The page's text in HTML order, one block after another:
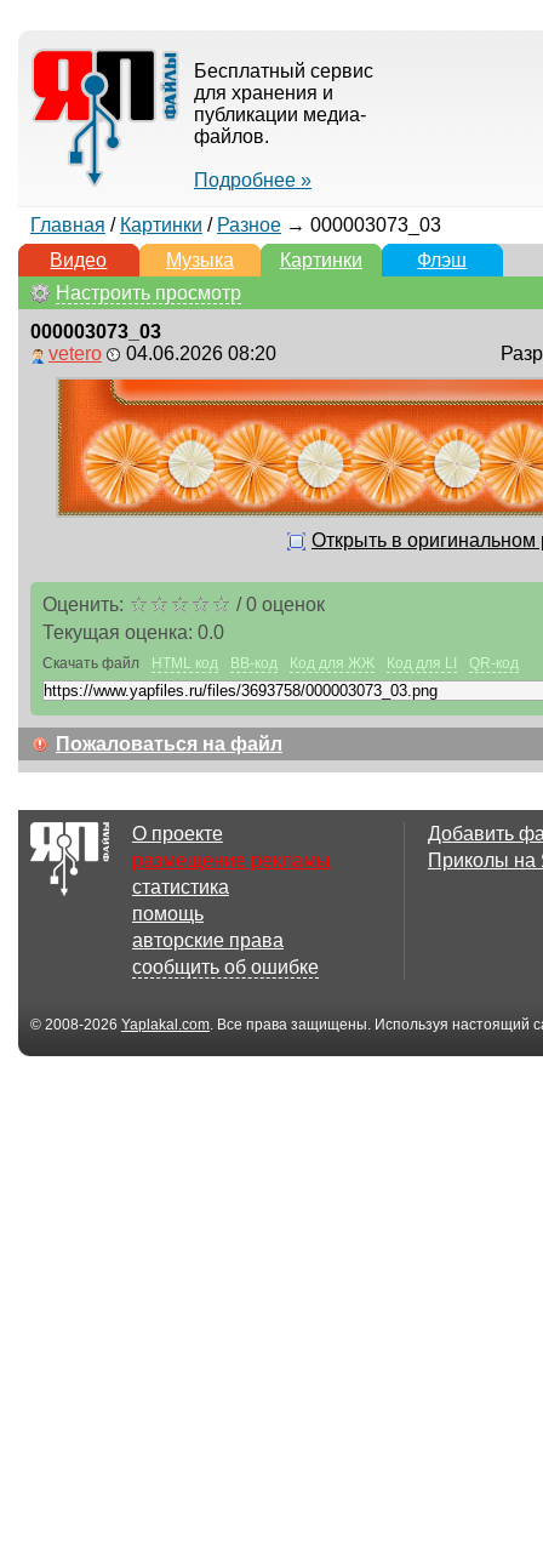
Бесплатный сервис
для хранения и
публикации медиа-
файлов.
Подробнее »
Главная / Картинки / Разное→ 000003073_03
Видео
Музыка Картинки
Флэш
Настроить просмотр
000003073_03
vetero
04.06.2026 08:20
Открыть в оригинальном
Оценить: /0оценок
Текущая оценка: 0.0
Скачать файл HTML код BB-код Код для ЖЖ Код для LI QR-код
Пожаловаться на файл
О проекте
размещение рекламы
статистика
помощь
авторские права
сообщить об ошибке
Добавить
Приколы
© 2008-2026 Yaplakal.com. Все права защищены. Используя настоящий